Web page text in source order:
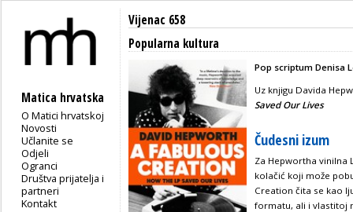
Matica hrvatska
O Matici hrvatskoj
Novosti
Učlanite se
Odjeli
Ogranci
Društva prijatelja i
partneri
Kontakt
Vijenac 658
Popularna kultura
Pop scriptum Denisa
Uz knjigu Davida
Saved Our Lives
Čudesni izum
Za Hepwortha vinilna
kolačić koji može
Creation čita se kao
formatu, ali i vlastitoj